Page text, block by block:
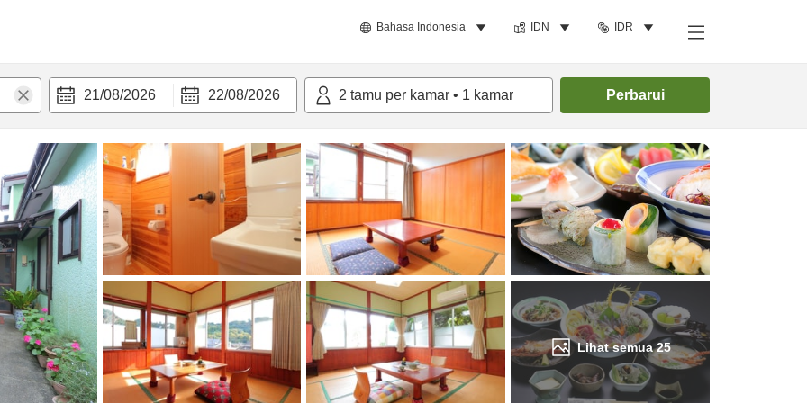
Bahasa Indonesia IDN IDR
21/08/2026 22/08/2026 2 tamu per kamar • 1 kamar Perbarui
Lihat semua25
Cari kamar